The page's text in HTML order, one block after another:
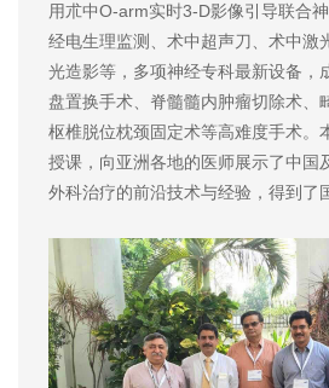
用朮中O-arm实时3-D影像引导联合
经电生理监测、术中超声刀、术中激
光造影等，多项神经专科最新设备，
盘置换手术、脊髓髓内肿瘤切除术、
枢椎脱位枕颈固定术等高难度手术。
授课，向亚洲各地的医师展示了中国
外科治疗的前沿技术与经验，得到了